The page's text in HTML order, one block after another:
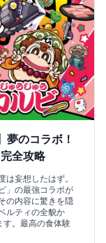
夢のコラボ！
全攻略
は妄想したはず。
」の最強コラボが
の内容に驚きを隠
ルティの全貌か
す。最高の食体験